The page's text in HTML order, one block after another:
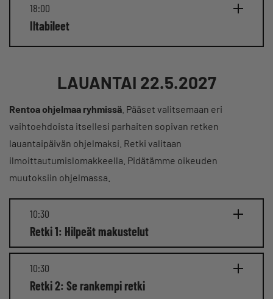
18:00
Iltabileet
LAUANTAI 22.5.2027
Rentoa ohjelmaa ryhmissä . Pääset valitsemaan eri
vaihtoehdoista itsellesi parhaiten sopivan retken
lauantaipäivän ohjelmaksi. Retki valitaan
ilmoittautumislomakkeella. Pidätämme oikeuden
muutoksiin ohjelmassa.
10:30
Retki 1: Hilpeät makustelut
10:30
Retki 2: Se rankempi retki